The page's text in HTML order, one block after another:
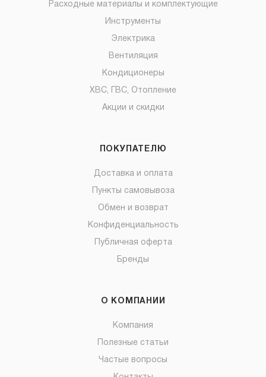
Расходные материалы и комплектующие
Инструменты
Электрика
Вентиляция
Кондиционеры
ХВС, ГВС, Отопление
Акции и скидки
ПОКУПАТЕЛЮ
Доставка и оплата
Пункты самовывоза
Обмен и возврат
Конфиденциальность
Публичная оферта
Бренды
О КОМПАНИИ
Компания
Полезные статьи
Частые вопросы